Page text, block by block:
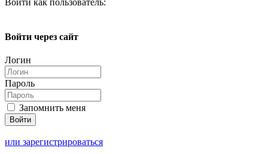
Войти как пользователь:
Войти через сайт
Логин
Пароль
Запомнить меня
или зарегистрироваться